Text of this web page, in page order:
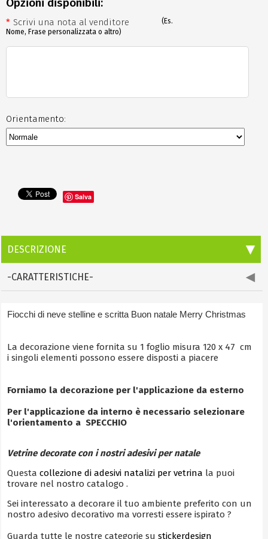
Salva
Opzioni disponibili:
Orientamento:
* Scrivi una nota al venditore
(Es.
Nome, Frase personalizzata o altro)
DESCRIZIONE
-CARATTERISTICHE-
Fiocchi di neve stelline e scritta Buon natale Merry Christmas
La decorazione viene fornita su 1 foglio misura 120 x 47 cm
i singoli elementi possono essere disposti a piacere
Forniamo la decorazione per l'applicazione da esterno
Per l'applicazione da interno è necessario selezionare
l'orientamento a SPECCHIO
Vetrine decorate con i nostri adesivi per natale
Questacollezione di adesivi natalizi per vetrina la puoi
trovare nel nostro catalogo .
Sei interessato a decorare il tuo ambiente preferito con un
nostro adesivo decorativo ma vorresti essere ispirato ?
Guarda tutte le nostre categorie sustickerdesign